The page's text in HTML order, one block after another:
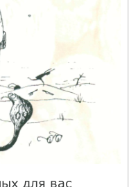
для вас